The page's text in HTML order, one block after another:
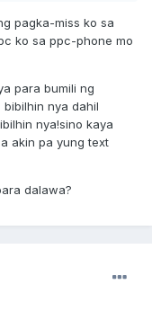
pagka-miss ko sa
ko sa ppc-phone mo
para bumili ng
nya dahil
nya!sino kaya
akin pa yung text
dalawa?